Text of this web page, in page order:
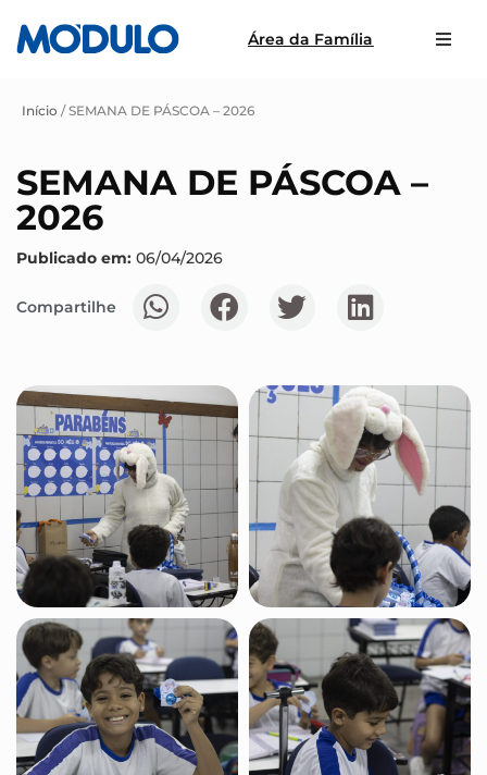
Área da Família
Início /SEMANA DE PÁSCOA – 2026
SEMANA DE PÁSCOA –
2026
Publicado em: 06/04/2026
Compartilhe